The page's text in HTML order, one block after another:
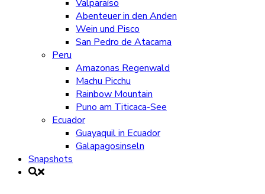
Valparaíso
Abenteuer in den Anden
Wein und Pisco
San Pedro de Atacama
Peru
Amazonas Regenwald
Machu Picchu
Rainbow Mountain
Puno am Titicaca-See
Ecuador
Guayaquil in Ecuador
Galapagosinseln
Snapshots